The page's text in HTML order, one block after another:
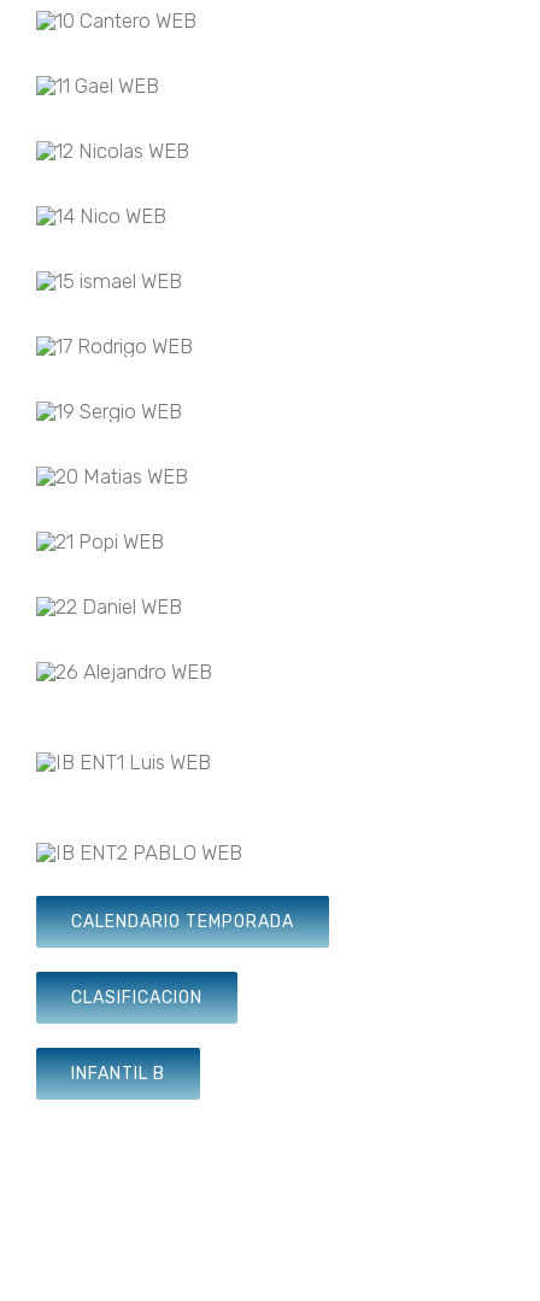
CALENDARIO TEMPORADA
CLASIFICACION
INFANTIL B